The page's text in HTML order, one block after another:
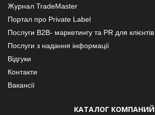
Журнал TradeMaster
Портал про Private Label
Послуги В2В- маркетингу та PR для клієнтів
Послуги з надання інформації
Відгуки
Контакти
Вакансії
КАТАЛОГ КОМПАНИЙ